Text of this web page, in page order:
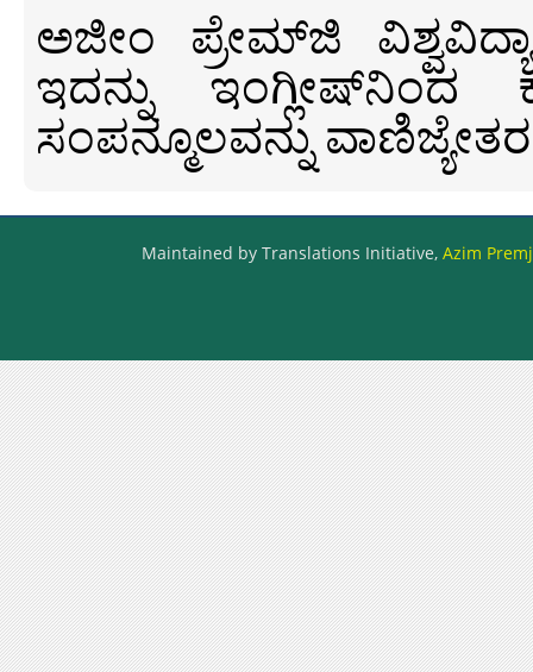
ಅಜೀಂ ಪ್ರೇಮ್‍ಜಿ
ಇದನ್ನು ಇಂಗ್ಲೀಷ್‍ನಿಂದ
ಸಂಪನ್ಮೂಲವನ್ನು
Maintained by Translations Initiative, Azim